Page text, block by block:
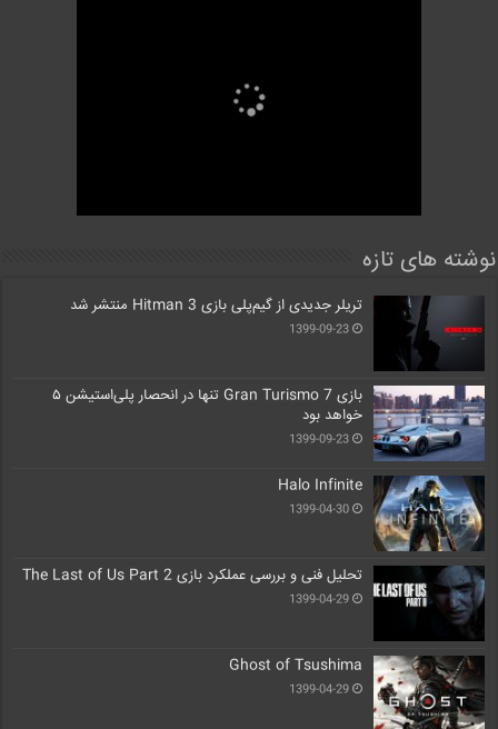
نوشته های تازه
تریلر جدیدی از گیم‌پلی بازی Hitman 3 منتشر شد
1399-09-23
بازی Gran Turismo 7 تنها در انحصار پلی‌استیشن ۵
خواهد بود
1399-09-23
Halo Infinite
1399-04-30
تحلیل فنی و بررسی عملکرد بازی The Last of Us Part 2
1399-04-29
Ghost of Tsushima
1399-04-29